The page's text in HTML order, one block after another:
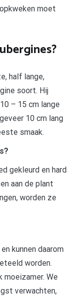
moet
half lange,
soort. Hij
– 15 cm lange
10 cm lang
smaak.
gekleurd en hard
aan de plant
worden ze
kunnen daarom
worden.
moeizamer. We
verwachten,